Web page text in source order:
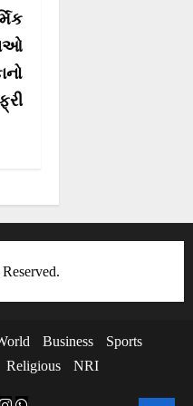
Business
Sports
Religious NRI